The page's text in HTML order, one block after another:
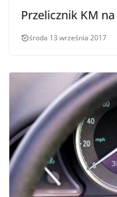
Przelicznik KM
środa 13 września 2017